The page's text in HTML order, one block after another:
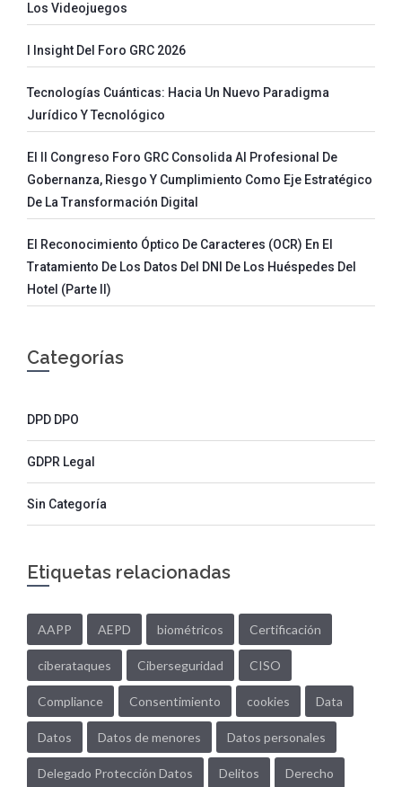
Los Videojuegos
I Insight Del Foro GRC 2026
Tecnologías Cuánticas: Hacia Un Nuevo Paradigma
Jurídico Y Tecnológico
El II Congreso Foro GRC Consolida Al Profesional De
Gobernanza, Riesgo Y Cumplimiento Como Eje Estratégico
De La Transformación Digital
El Reconocimiento Óptico De Caracteres (OCR) En El
Tratamiento De Los Datos Del DNI De Los Huéspedes Del
Hotel (parte II)
Categorías
DPD DPO
GDPR Legal
Sin Categoría
Etiquetas relacionadas
AAPP AEPD biométricos Certificación
ciberataques Ciberseguridad CISO
Compliance Consentimiento cookies Data
Datos Datos de menores Datos personales
Delegado Protección Datos Delitos Derecho